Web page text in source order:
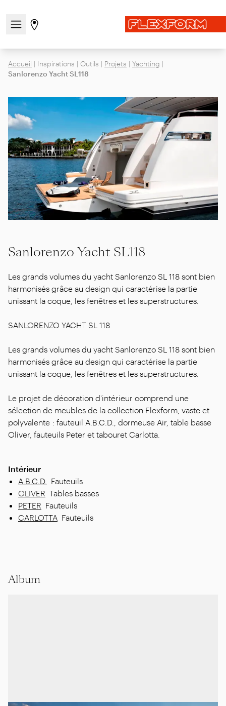
Ouvrir/fermer le menu de navigation
Aller à la page des magasins
Accueil | Inspirations | Outils | Projets | Yachting |
Sanlorenzo Yacht SL118
Sanlorenzo Yacht SL118
Les grands volumes du yacht Sanlorenzo SL 118 sont bien
harmonisés grâce au design qui caractérise la partie
unissant la coque, les fenêtres et les superstructures.
SANLORENZO YACHT SL 118
Les grands volumes du yacht Sanlorenzo SL 118 sont bien
harmonisés grâce au design qui caractérise la partie
unissant la coque, les fenêtres et les superstructures.
Le projet de décoration d'intérieur comprend une
sélection de meubles de la collection Flexform, vaste et
polyvalente : fauteuil A.B.C.D., dormeuse Air, table basse
Oliver, fauteuils Peter et tabouret Carlotta.
Intérieur
A.B.C.D.
Fauteuils
OLIVER Tables basses
PETER Fauteuils
CARLOTTA Fauteuils
Album